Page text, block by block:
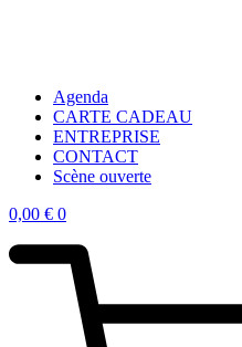
Agenda
CARTE CADEAU
ENTREPRISE
CONTACT
Scène ouverte
0,00 € 0